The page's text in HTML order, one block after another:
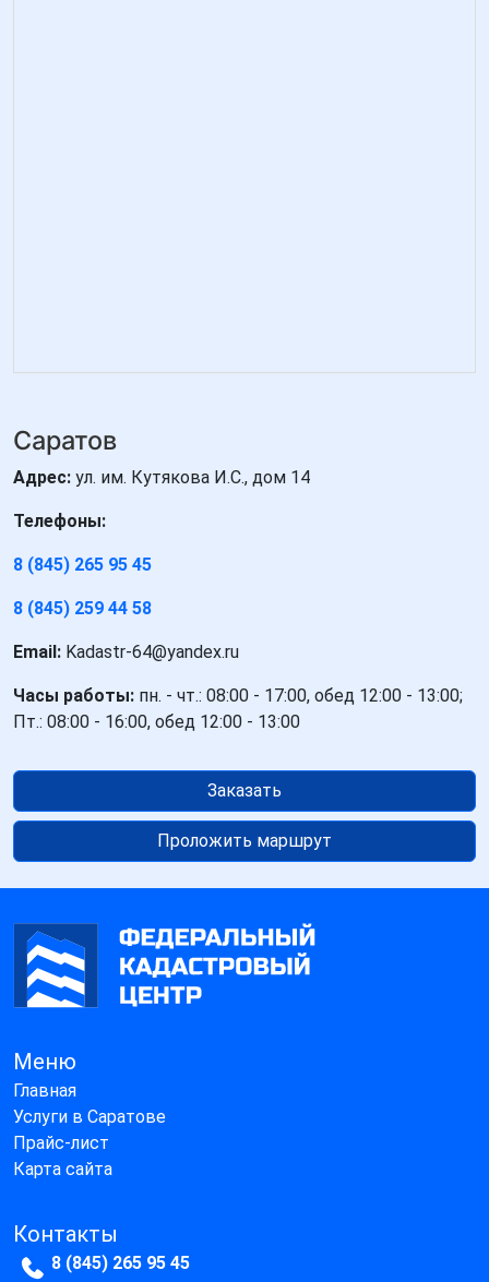
Саратов
Адрес: ул. им. Кутякова И.С., дом 14
Телефоны:
8 (845) 265 95 45
8 (845) 259 44 58
Email: Kadastr-64@yandex.ru
Часы работы: пн. - чт.: 08:00 - 17:00, обед 12:00 - 13:00;
Пт.: 08:00 - 16:00, обед 12:00 - 13:00
Заказать
Проложить маршрут
Меню
Главная
Услуги в Саратове
Прайс-лист
Карта сайта
Контакты
8 (845) 265 95 45